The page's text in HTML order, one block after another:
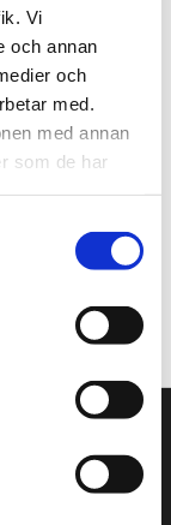
Vi
och annan
och
med.
med annan
som de har
och